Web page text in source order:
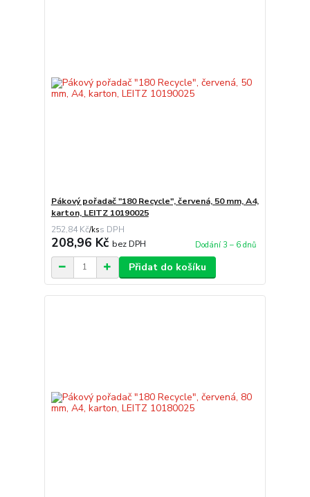
Pákový pořadač "180 Recycle", červená, 50 mm, A4,
karton, LEITZ 10190025
252,84 Kč/ks
208,96 Kč bez DPH Dodání 3 – 6 dnů
Přidat do košíku